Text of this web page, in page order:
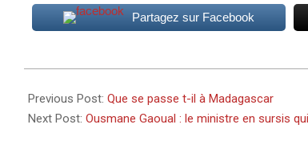
Partagez sur Facebook
10-
12
Previous Post: Que se passe t-il à Madagascar
Next Post: Ousmane Gaoual : le ministre en sursis